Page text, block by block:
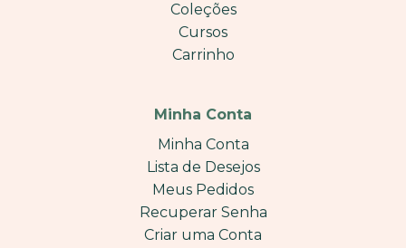
Coleções
Cursos
Carrinho
Minha Conta
Minha Conta
Lista de Desejos
Meus Pedidos
Recuperar Senha
Criar uma Conta